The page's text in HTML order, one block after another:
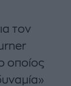
τον
οποίος